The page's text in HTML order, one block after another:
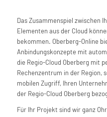
Das Zusammenspiel zwischen
Elementen aus der Cloud
bekommen. Oberberg-Online
Anbindungskonzepte mit
die Regio-Cloud Oberberg mit
Rechenzentrum in der Region,
mobilen Zugriff, Ihren
der Regio-Cloud Oberberg
Für Ihr Projekt sind wir ganz